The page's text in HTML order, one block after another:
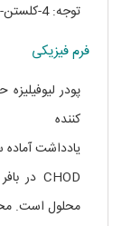
توجه: 4-کلستن-3-ون ممکن است تحت ایزومریزاسیون قرار گیرد.
فرم فیزیکی
پودر
کننده
یادداشت
محلول است.